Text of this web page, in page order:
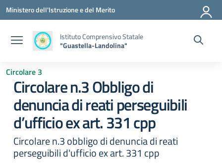
Vai ai contenuti
Vai al menu di navigazione
Vai al footer
Ministero dell'Istruzione e del Merito
Istituto Comprensivo Statale
"Guastella-Landolina"
Circolare 3
Circolare n.3 Obbligo di
denuncia di reati perseguibili
d’ufficio ex art. 331 cpp
Circolare n.3 obbligo di denuncia di reati
perseguibili d'ufficio ex art. 331 cpp